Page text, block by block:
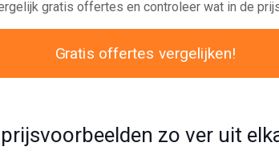
gratis offertes en controleer wat in de
Gratis offertes vergelijken!
zo ver uit